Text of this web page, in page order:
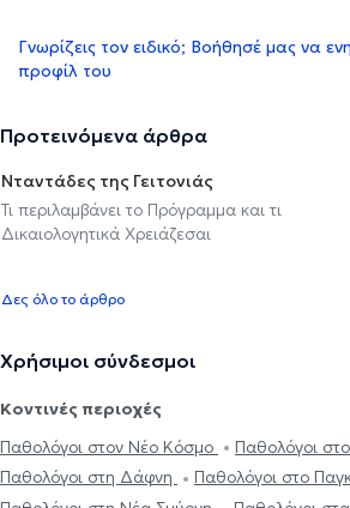
Γνωρίζεις τον ειδικό; Βοήθησέ μας να
προφίλ του
Προτεινόμενα άρθρα
Νταντάδες της Γειτονιάς
Τι περιλαμβάνει το Πρόγραμμα και τι
Δικαιολογητικά Χρειάζεσαι
Δες όλο το άρθρο
Χρήσιμοι σύνδεσμοι
Κοντινές περιοχές
Παθολόγοι στον Νέο Κόσμο
Παθολόγοι
Παθολόγοι στη Δάφνη
Παθολόγοι στο